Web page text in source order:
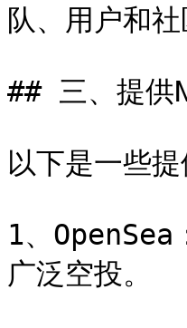
队、用户和
## 三、提供
以下是一些
1、OpenSea
广泛空投。